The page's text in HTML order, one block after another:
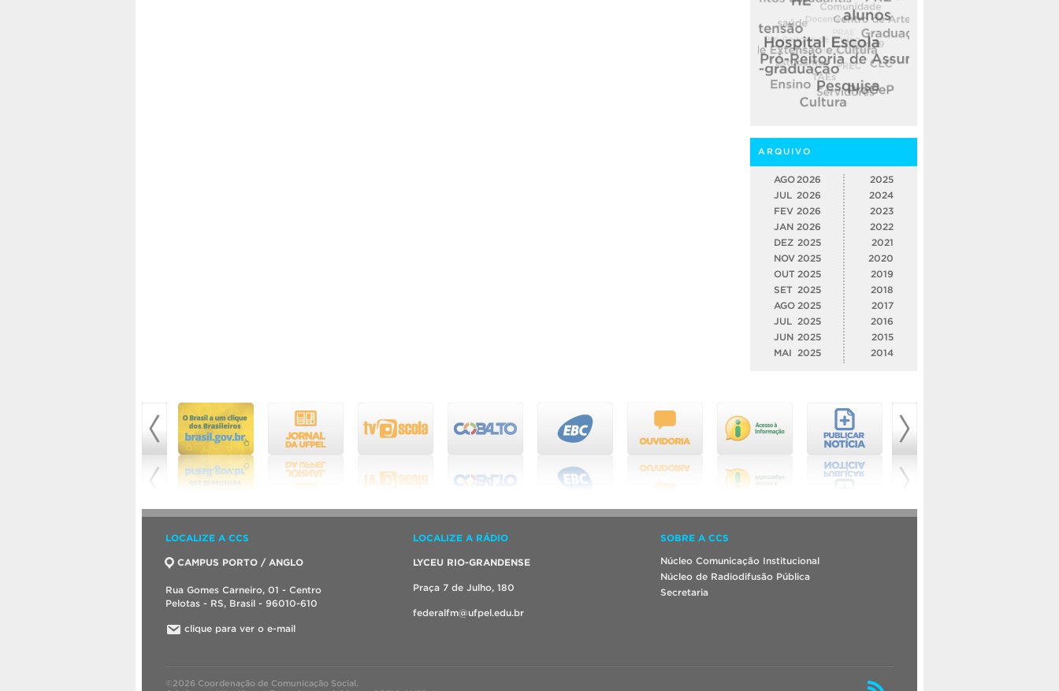
ARQUIVO
AGO 2026
JUL 2026
FEV 2026
JAN 2026
DEZ 2025
NOV 2025
OUT 2025
SET 2025
AGO 2025
JUL
2025
JUN 2025
MAI
2025
2025
2024
2023
2022
2021
2020
2019
2018
2017
2016
2015
2014
LOCALIZE A CCS
CAMPUS PORTO / ANGLO
Rua Gomes Carneiro, 01 - Centro
Pelotas - RS, Brasil - 96010-610
clique para ver o e-mail
LOCALIZE A RÁDIO
LYCEU RIO-GRANDENSE
Praça 7 de Julho, 180
federalfm@ufpel.edu.br
SOBRE A CCS
Núcleo Comunicação Institucional
Núcleo de Radiodifusão Pública
Secretaria
©2026 Coordenação de Comunicação Social.